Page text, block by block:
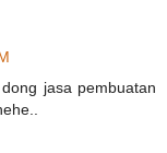
jasa pembuatan